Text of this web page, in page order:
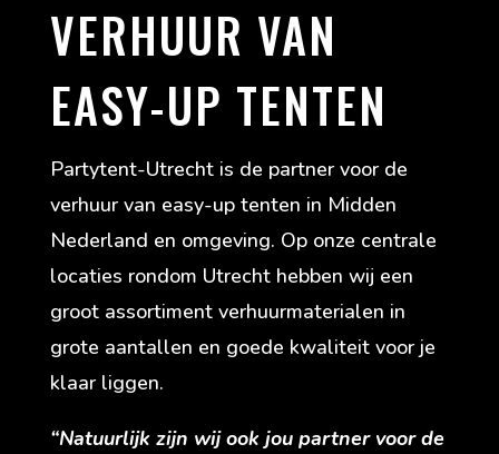
VERHUUR VAN
EASY-UP TENTEN
Partytent-Utrecht is de partner voor de
verhuur van easy-up tenten in Midden
Nederland en omgeving. Op onze centrale
locaties rondom Utrecht hebben wij een
groot assortiment verhuurmaterialen in
grote aantallen en goede kwaliteit voor je
klaar liggen.
“Natuurlijk zijn wij ook jou partner voor de